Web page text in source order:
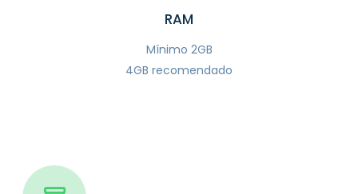
RAM
Mínimo 2GB
4GB recomendado